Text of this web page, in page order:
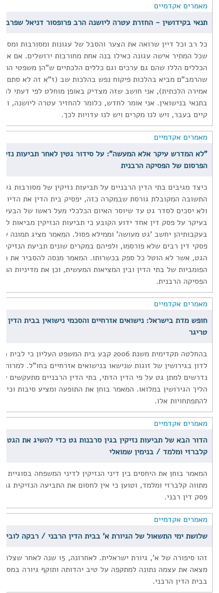
מאמרים אקדמיים
תנאי בקידושין - החזרת עטרה ליושנה הרב פרופסור דניאל שפרבר
כל רב וכל דיין שרואה את הצער והסבל של עגונות ומסורבות
שכל המתיר אישה עגונה כאילו בנה אחת מחורבות ירושלים. אם
הכללים הללו שהם גם ערכים וגם כללים הלכתיים ש"הן משפטי
שהרמב"ם מביא בהלכות פיקוח נפש בהלכות שב (ז"א זה לא סתם
אמירה הלכתית), אני חושב שזה מצדיק באופן מוחלט לפי דעתי
בתנאי בנישואין. אני אומר לחדש, כלומר להחזיר עטרה ליושנה,
קיים בעבר, ויש לנו מקרים ויש לנו עדויות לכך.
מאמרים אקדמיים
"לא המדרש עיקר אלא המעשה": על סידור גטין לאחר תביעות
הפרסום של הפסיקה הרבנית
כיצד מגיבים בתי הדין הרבניים על תביעות נזיקין של מסורבות גט
התשובה המקובלת גורסת שבמקרה כזה, יפסיק בית הדין את הדיון
ולא יסכים לסדר גט עד שיוסר האיום הכלכלי מעל ראשו של
בעיקר על פסק דין אחד ידוע הקובע כי תביעות הנזיקין מביאות
בעקבותיהן יחשב 'גט מעושה' וממילא פסול. המאמר מציג תמונה
פסקי דין רבים שלא פורסמו, ולפיהם במקרים שונים תביעת
הגט, אשר לא הוטל כל ספק בכשרותו. המאמר מנסה להסביר את
הפומביות של בתי הדין ובין המציאות המעשית, וכן את מדיניות
הפסיקה הרבנית.
מאמרים אקדמיים
חופש מדת בישראל: נישואים אזרחיים והסכמי נישואין בבית הדין
טריגר
בהחלטה תקדימית משנת 2006 קבע בית המשפט העליון
לדון בגירושין של זוגות שנישאו בנישואים אזרחיים בחו"ל. למרות
נדרשים למתן גט על פי הדין הדתי, בתי הדין הרבניים מתעקשים
הליך הגירושין במלואו. המאמר בוחן את התופעה ומציע סיבות
להתפתחויות אלו.
מאמרים אקדמיים
הדור הבא של תביעות נזיקין בגין סרבנות גט כדי להשיג את הגט
קלברזי ומלמד / בנימין שמואלי
המאמר בוחן את היחסים בין דיני הנזיקין לדיני המשפחה בסוגיית
מתווה קלברזי ומלמד, וטוען כי אין לחסום את התביעה הנזיקית
פסק דין רבני.
מאמרים אקדמיים
שלושת ימי התשאול של הגיורת א' בבית הדין הרבני / רבקה לוביץ'
זהו סיפורה של א', גיורת ישראלית.
מצאה את עצמה נתונה למתקפה על טיב יהדותה ותוקף גיורה
בבית הדין הרבני.